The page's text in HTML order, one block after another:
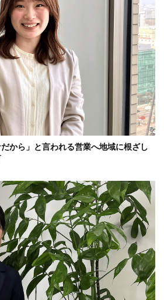
だから」と言われる営業へ地域に根ざし